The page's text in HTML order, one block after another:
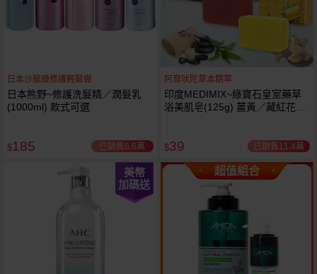
日本沙龍級修護輕鬆做
日本熊野~修護洗髮精／潤髮乳
(1000ml) 款式可選
$185 已銷售6.6萬
阿育吠陀草本精萃
印度MEDIMIX~綠寶石皇室藥草
浴美肌皂(125g) 薑黃／藏紅花／
$39 已銷售11.4萬
美幣
加碼送
超值組合